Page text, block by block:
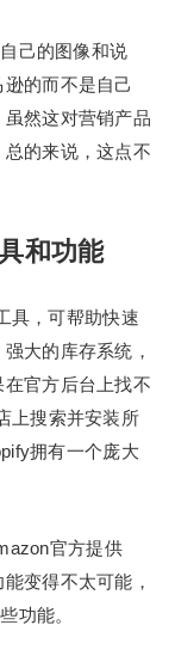
己的图像和说
的而不是自己
然这对营销产品
的来说，这点不
和功能
具，可帮助快速
大的库存系统，
官方后台上找不
上搜索并安装所
拥有一个庞大
官方提供
变得不太可能，
功能。